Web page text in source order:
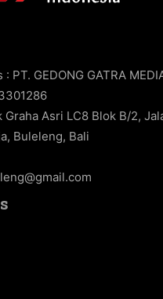
PT. GEDONG GATRA
Graha Asri LC8 Blok B/2,
Buleleng, Bali